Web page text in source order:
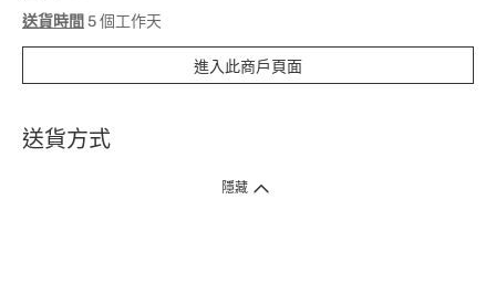
送貨時間 5 個工作天
進入此商戶頁面
送貨方式
1. 送貨到府（受衛生署條例規管產品除外 ）
隱藏